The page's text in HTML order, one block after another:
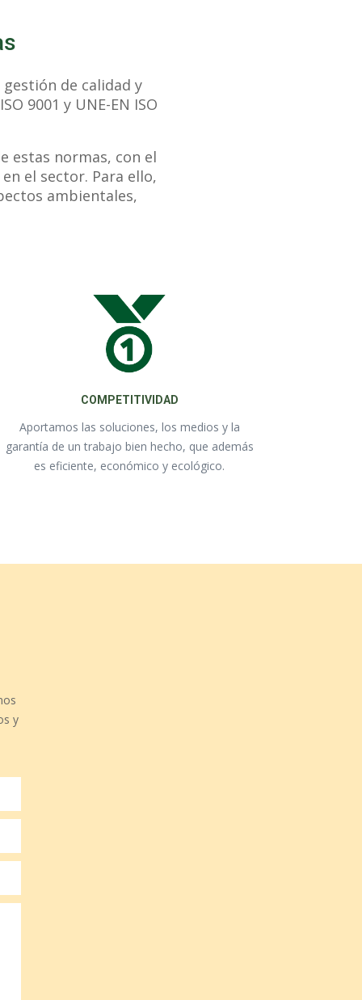
de calidad y
9001 y UNE-EN ISO
estas normas, con el
el sector. Para ello,
ambientales,
COMPETITIVIDAD
Aportamos las soluciones, los medios y la
garantía de un trabajo bien hecho, que además
es eficiente, económico y ecológico.
y